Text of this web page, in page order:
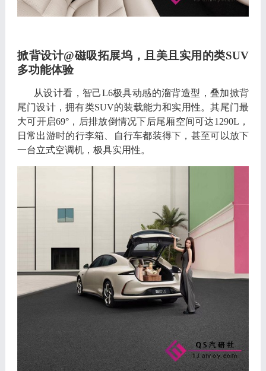
掀背设计@磁吸拓展坞 ， 且美且实用的类SUV
多功能体验
从设计看 ， 智己L6极具动感的溜背造型 ， 叠加掀背
尾门设计，拥有类SUV的装载能力和实用性。其尾门最
大可开启69°， 后排放倒情况下后尾厢空间可达1290L，
日常出游时的行李箱
自行车都装得下 ， 甚至可以放下
一台立式空调机， 极具实用性。